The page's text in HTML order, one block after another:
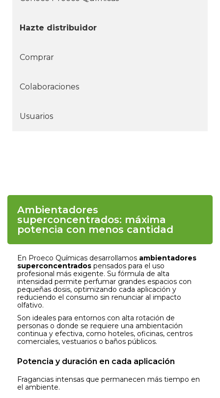
Hazte distribuidor
Comprar
Colaboraciones
Usuarios
Ambientadores
superconcentrados: máxima
potencia con menos cantidad
En Proeco Químicas desarrollamos ambientadores
superconcentrados pensados para el uso
profesional más exigente. Su fórmula de alta
intensidad permite perfumar grandes espacios con
pequeñas dosis, optimizando cada aplicación y
reduciendo el consumo sin renunciar al impacto
olfativo.
Son ideales para entornos con alta rotación de
personas o donde se requiere una ambientación
continua y efectiva, como hoteles, oficinas, centros
comerciales, vestuarios o baños públicos.
Potencia y duración en cada aplicación
Fragancias intensas que permanecen más tiempo en
el ambiente.